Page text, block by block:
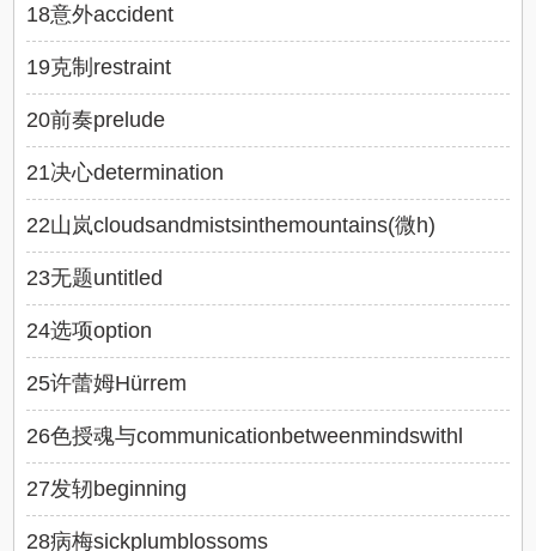
18意外accident
19克制restraint
20前奏prelude
21决心determination
22山岚cloudsandmistsinthemountains(微h)
23无题untitled
24选项option
25许蕾姆Hürrem
26色授魂与communicationbetweenmindswithl
27发轫beginning
28病梅sickplumblossoms